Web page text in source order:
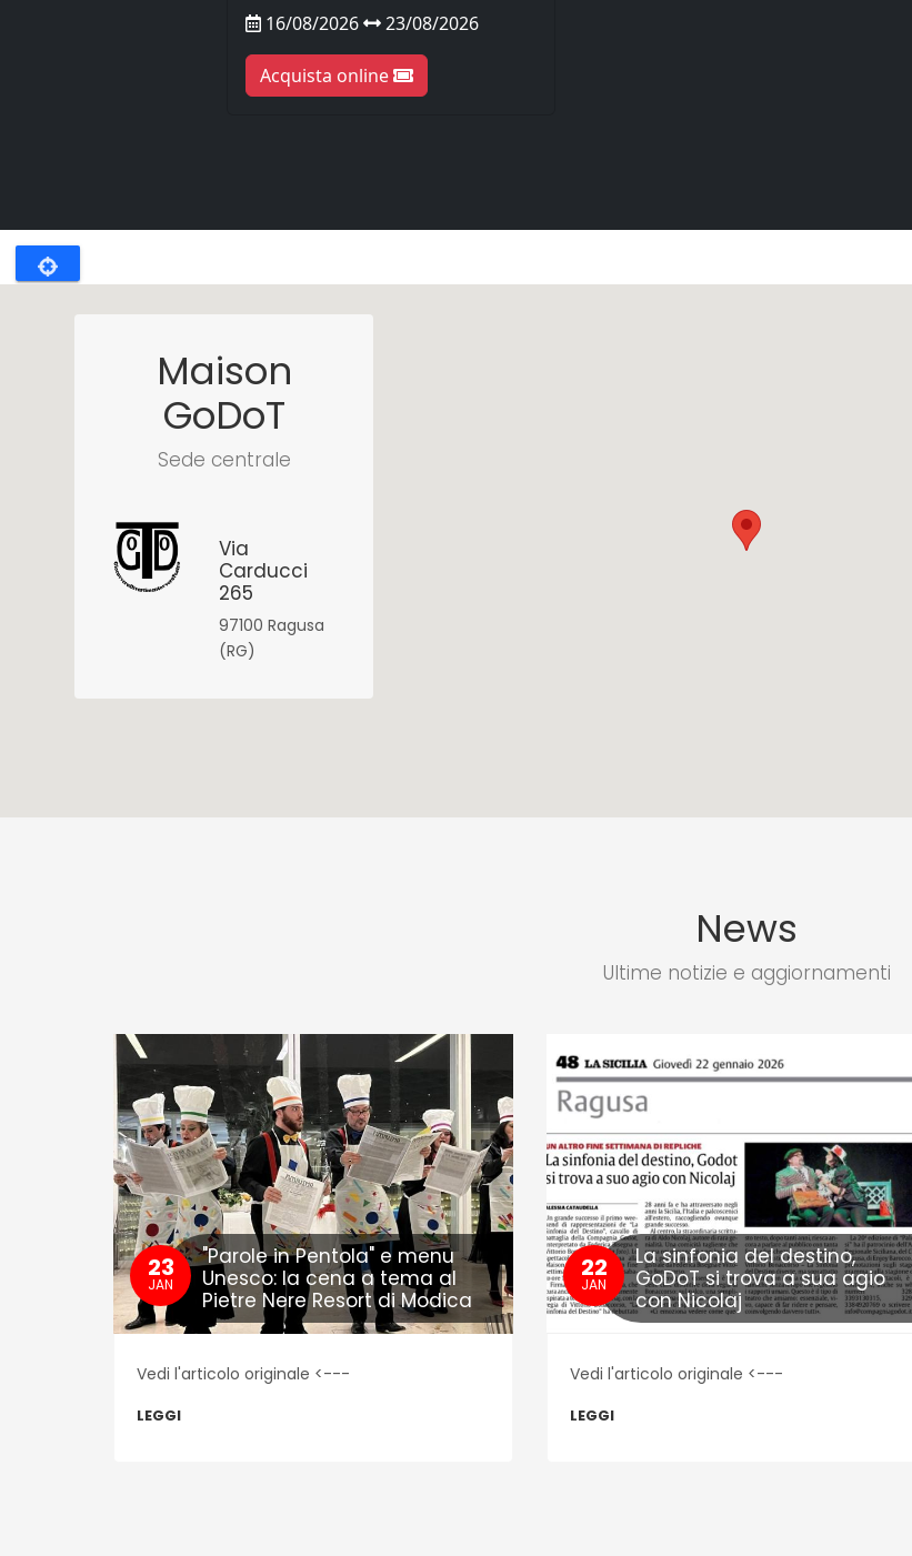
Maison
GoDoT
Sede centrale
Via
Carducci
265
97100 Ragusa
(RG)
News
Ultime notizie e aggiornamenti
23
JAN
"Parole in Pentola" e menu
Unesco: la cena a tema al
Pietre Nere Resort di Modica
Vedi l'articolo originale <---
LEGGI
22
JAN
La sinfonia del destino,
GoDoT si trova a sua agio
con Nicolaj
Vedi l'articolo originale <---
LEGGI